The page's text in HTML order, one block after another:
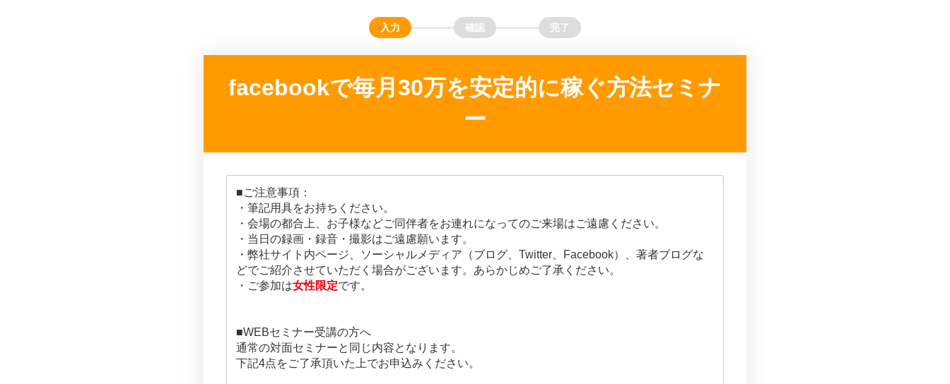
facebookで毎月30万を安定的に稼ぐ方法セミナ
ー
■ご注意事項：
・筆記用具をお持ちください。
・会場の都合上、お子様などご同伴者をお連れになってのご来場はご遠慮ください。
・当日の録画・録音・撮影はご遠慮願います。
・弊社サイト内ページ、ソーシャルメディア（ブログ、Twitter、Facebook）、著者ブログな
どでご紹介させていただく場合がございます。あらかじめご了承ください。
・ご参加は女性限定です。
■WEBセミナー受講の方へ
通常の対面セミナーと同じ内容となります。
下記4点をご了承頂いた上でお申込みください。